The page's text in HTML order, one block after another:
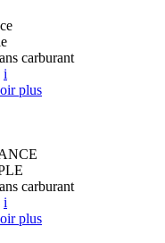
carburant
i
plus
carburant
i
plus